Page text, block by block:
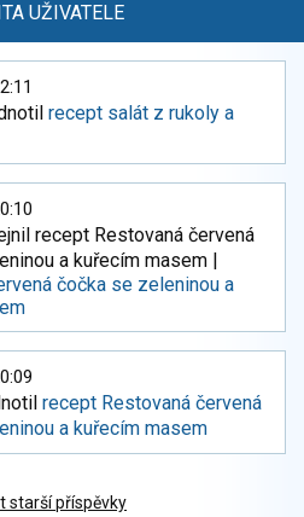
UŽIVATELE
recept salát z rukoly a
recept Restovaná červená
a kuřecím masem |
čočka se zeleninou a
recept Restovaná červená
a kuřecím masem
starší příspěvky